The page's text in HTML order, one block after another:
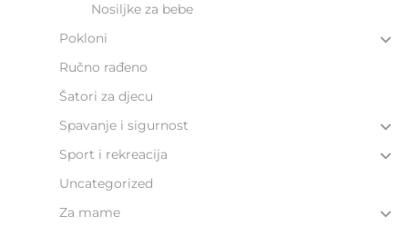
Nosiljke za bebe
Pokloni
Ručno rađeno
Šatori za djecu
Spavanje i sigurnost
Sport i rekreacija
Uncategorized
Za mame